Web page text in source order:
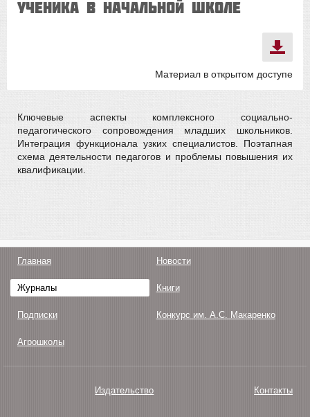
ученика в начальной школе
Материал в открытом доступе
Ключевые аспекты комплексного социально-
педагогического сопровождения младших школьников.
Интеграция функционала узких специалистов. Поэтапная
схема деятельности педагогов и проблемы повышения их
квалификации.
Главная Новости
Журналы Книги
Подписки Конкурс им. А.С. Макаренко
Агрошколы
Издательство Контакты